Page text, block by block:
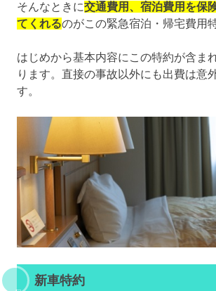
そんなときに交通費用、宿泊費用を保
てくれるのがこの緊急宿泊・帰宅費用
はじめから基本内容にこの特約が含ま
ります。直接の事故以外にも出費は意
す。
新車特約